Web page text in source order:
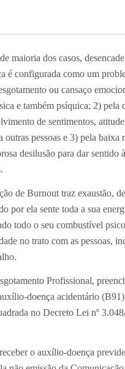
maioria dos casos,
é configurada como um
ou cansaço
e também psíquica; 2) pela
de sentimentos,
outras pessoas e 3) pela baixa
desilusão para dar sentido
de Burnout traz exaustão,
por ela sente toda a sua
todo o seu combustível
no trato com as pessoas,
Profissional,
doença acidentário
no Decreto Lei nº
o auxílio-doença